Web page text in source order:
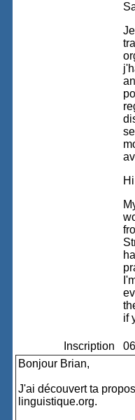
if
Inscription
Bonjour Brian,
J'ai découvert ta
linguistique.org.